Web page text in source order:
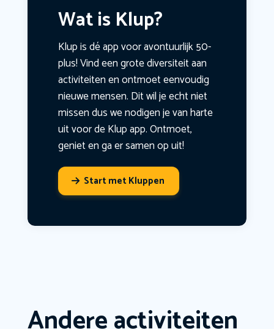
Wat is Klup?
Klup is dé app voor avontuurlijk 50-
plus! Vind een grote diversiteit aan
activiteiten en ontmoet eenvoudig
nieuwe mensen. Dit wil je echt niet
missen dus we nodigen je van harte
uit voor de Klup app. Ontmoet,
geniet en ga er samen op uit!
Start met Kluppen